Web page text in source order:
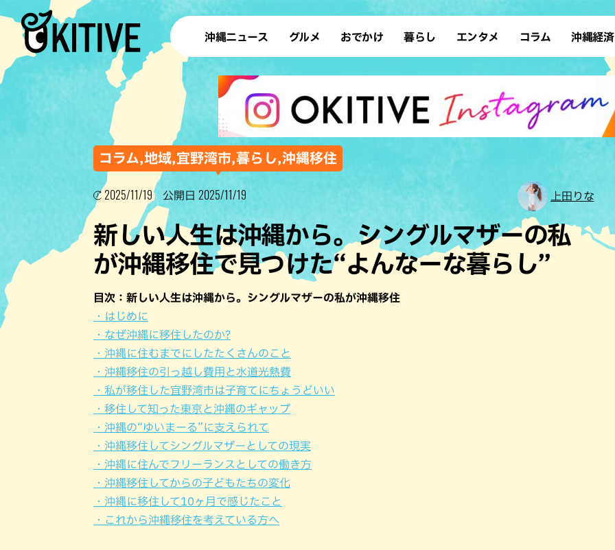
沖縄ニュース グルメ
ラーメン 沖縄そば
テイクアウト カフェ
すし・魚料理 和食・日本料理
沖縄料理 アジア・エスニック
イタリアン
ステーキ・焼肉 焼鳥・串料理
その他の肉料理 居酒屋・バー
ブッフェ・バイキング
おでかけ
デート ドライブ
散歩 ソロ活
ホテル
サウナ 公園
沖縄の海
暮らし
レシピ SDGs
ファッション ローカルニュース
沖縄移住 沖縄旧暦行事
エンタメ
スポーツ 占い
タレント・芸人 テレビ
コラム 沖縄経済
コラム,地域,宜野湾市,暮らし,沖縄移住
2025/11/19 公開日 2025/11/19 上田りな
新しい人生は沖縄から。シングルマザーの私
が沖縄移住で見つけた“よんなーな暮らし”
目次：新しい人生は沖縄から。シングルマザーの私が沖縄移住
・はじめに
・なぜ沖縄に移住したのか?
・沖縄に住むまでにしたたくさんのこと
・沖縄移住の引っ越し費用と水道光熱費
・私が移住した宜野湾市は子育てにちょうどいい
・移住して知った東京と沖縄のギャップ
・沖縄の“ゆいまーる”に支えられて
・沖縄移住してシングルマザーとしての現実
・沖縄に住んでフリーランスとしての働き方
・沖縄移住してからの子どもたちの変化
・沖縄に移住して10ヶ月で感じたこと
・これから沖縄移住を考えている方へ